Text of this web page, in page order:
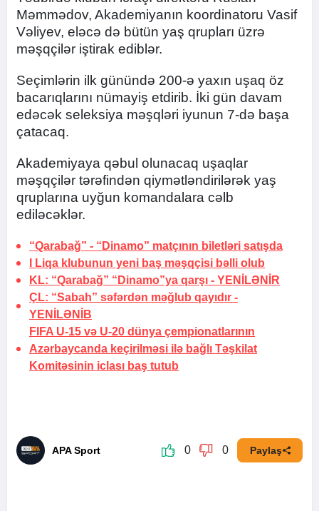
Məmmədov, Akademiyanın koordinatoru Vasif
Vəliyev, eləcə də bütün yaş qrupları üzrə
məşqçilər iştirak ediblər.
Seçimlərin ilk günündə 200-ə yaxın uşaq öz
bacarıqlarını nümayiş etdirib. İki gün davam
edəcək seleksiya məşqləri iyunun 7-də başa
çatacaq.
Akademiyaya qəbul olunacaq uşaqlar
məşqçilər tərəfindən qiymətləndirilərək yaş
qruplarına uyğun komandalara cəlb
ediləcəklər.
“Qarabağ” - “Dinamo” matçının biletləri satışda
I Liqa klubunun yeni baş məşqçisi bəlli olub
KL: “Qarabağ” “Dinamo”ya qarşı - YENİLƏNİR
ÇL: “Sabah” səfərdən məğlub qayıdır -
YENİLƏNİB
FIFA U-15 və U-20 dünya çempionatlarının
Azərbaycanda keçirilməsi ilə bağlı Təşkilat
Komitəsinin iclası baş tutub
APA Sport 0 0 Paylaş